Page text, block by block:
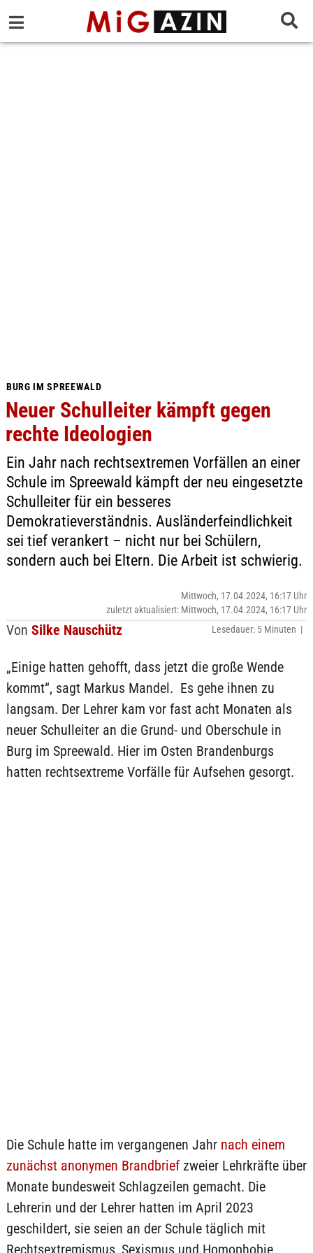
BURG IM SPREEWALD
Neuer Schulleiter kämpft gegen
rechte Ideologien
Ein Jahr nach rechtsextremen Vorfällen an einer
Schule im Spreewald kämpft der neu eingesetzte
Schulleiter für ein besseres
Demokratieverständnis. Ausländerfeindlichkeit
sei tief verankert – nicht nur bei Schülern,
sondern auch bei Eltern. Die Arbeit ist schwierig.
Von Silke Nauschütz
Mittwoch, 17.04.2024, 16:17 Uhr
zuletzt aktualisiert: Mittwoch, 17.04.2024, 16:17 Uhr
Lesedauer: 5 Minuten |
„Einige hatten gehofft, dass jetzt die große Wende
kommt“, sagt Markus Mandel. Es gehe ihnen zu
langsam. Der Lehrer kam vor fast acht Monaten als
neuer Schulleiter an die Grund- und Oberschule in
Burg im Spreewald. Hier im Osten Brandenburgs
hatten rechtsextreme Vorfälle für Aufsehen gesorgt.
Die Schule hatte im vergangenen Jahr nach einem
zunächst anonymen Brandbriefzweier Lehrkräfte über
Monate bundesweit Schlagzeilen gemacht. Die
Lehrerin und der Lehrer hatten im April 2023
geschildert, sie seien an der Schule täglich mit
Rechtsextremismus, Sexismus und Homophobie